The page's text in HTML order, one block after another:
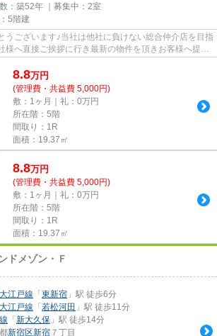
：築52年 ｜募集中： 2室
5階建
うございます♪当社は他社に負けない総合仲介店を目指
様へ直接ご挨拶に行き最新の物件を頂きお客様へ提供
...
8.8万円
(管理費・共益費 5,000円)
敷：1ヶ月｜礼：0万円
所在階：5階
間取り：1R
面積：19.37㎡
8.8万円
(管理費・共益費 5,000円)
敷：1ヶ月｜礼：0万円
所在階：5階
間取り：1R
面積：19.37㎡
ドメゾン・Ｆ
江戸線 「 東新宿 」駅 徒歩6分
江戸線 「 若松河田 」駅 徒歩11分
「 新大久保 」駅 徒歩14分
新宿区新宿 ７丁目